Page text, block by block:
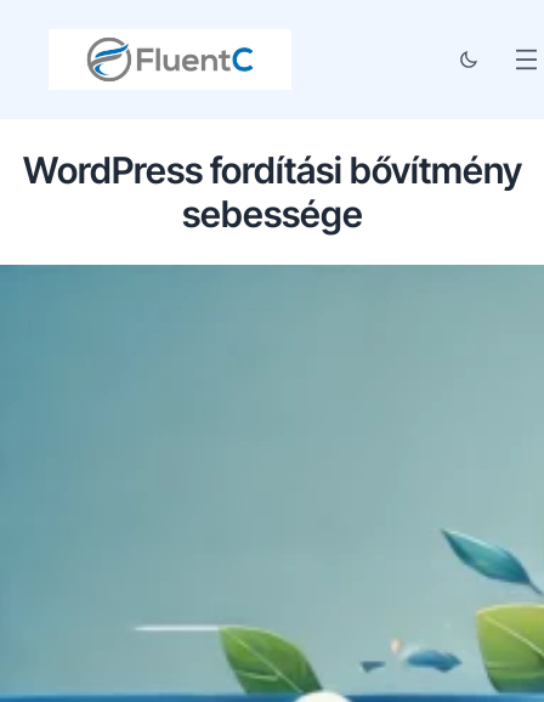
WordPress fordítási bővítmény
sebessége